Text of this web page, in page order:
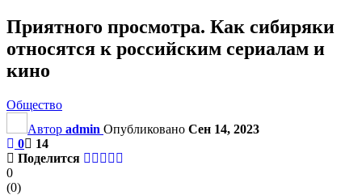
Приятного просмотра. Как сибиряки
относятся к российским сериалам и
кино
Общество
Автор admin Опубликовано Сен 14, 2023
0
14
Поделится
0
(0)